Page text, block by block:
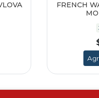
FRENCH